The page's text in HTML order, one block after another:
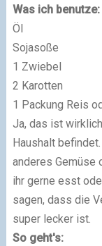
Was ich benutze:
Öl
Sojasoße
1 Zwiebel
2 Karotten
1 Packung Reis
Ja, das ist
Haushalt
anderes Gemüse
ihr gerne esst
sagen, dass die
super lecker ist.
So geht's: